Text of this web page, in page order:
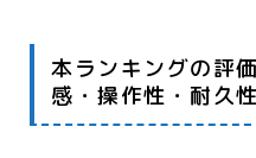
本ランキングの評
感・操作性・耐久